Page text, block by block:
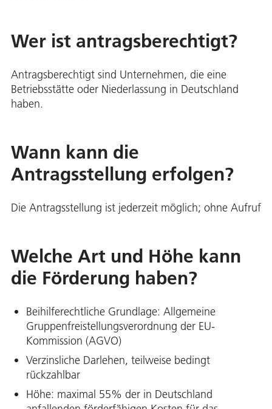
Wer ist antragsberechtigt?
Antragsberechtigt sind Unternehmen, die eine
Betriebsstätte oder Niederlassung in Deutschland
haben.
Wann kann die
Antragsstellung erfolgen?
Die Antragsstellung ist jederzeit möglich; ohne Aufruf
Welche Art und Höhe kann
die Förderung haben?
Beihilferechtliche Grundlage: Allgemeine
Gruppenfreistellungsverordnung der EU-
Kommission (AGVO)
Verzinsliche Darlehen, teilweise bedingt
rückzahlbar
Höhe: maximal 55% der in Deutschland